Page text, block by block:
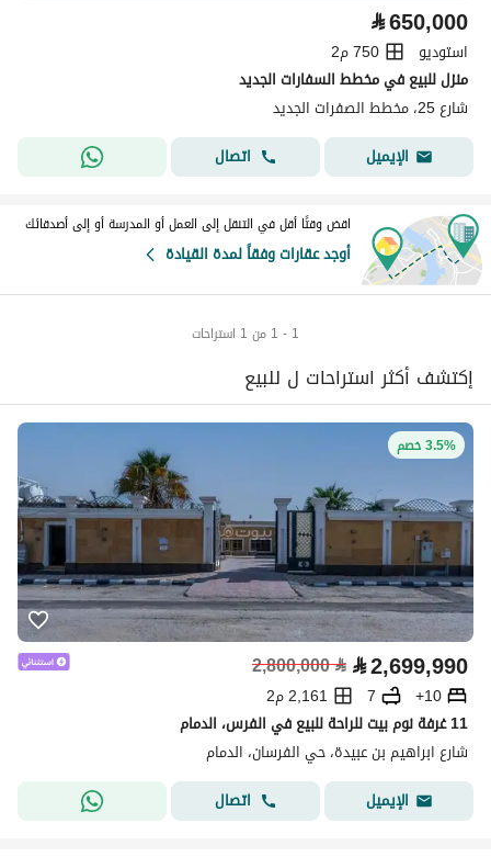
⃁650,000
استوديو
750 م2
منزل للبيع في مخطط السفارات الجديد
شارع 25، مخطط الصفرات الجديد
الإيميل
اتصال
اقض وقتًا أقل في التنقل إلى العمل أو المدرسة أو إلى أصدقائك
أوجد عقارات وفقاً لمدة القيادة
1 - 1 من 1 استراحات
إكتشف أكثر استراحات ل للبيع
3.5% خصم
⃁2,699,990
⃁
2,800,000
10+
7
2,161 م2
11 غرفة نوم بيت للراحة للبيع في الفرس، الدمام
شارع ابراهيم بن عبيدة، حي الفرسان، الدمام
الإيميل
اتصال